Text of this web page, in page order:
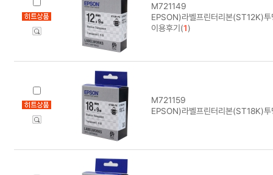
M721149
EPSON)라벨프린터리본(ST12K)투
이용후기(1)
M721159
EPSON)라벨프린터리본(ST18K)투